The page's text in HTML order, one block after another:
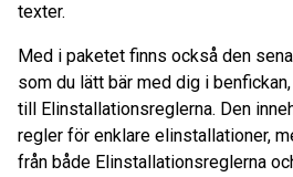
texter.
Med i paketet finns också den
som du lätt bär med dig i
till Elinstallationsreglerna. Den
regler för enklare elinstallationer,
från både Elinstallationsreglerna